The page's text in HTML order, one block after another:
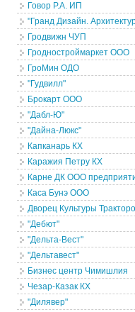
Говор Р.А. ИП
"Гранд Дизайн.
Гродвижн ЧУП
Гродностроймаркет ООО
ГроМин ОДО
"Гудвилл"
Брокарт ООО
"Дабл-Ю"
"Дайна-Люкс"
Капканарь КХ
Каражия Петру КХ
Карне ДК ООО
Каса Бунэ ООО
Дворец Культуры
"Дебют"
"Дельта-Вест"
"Дельтавест"
Бизнес центр Чимишлия
Чезар-Казак КХ
"Дилявер"